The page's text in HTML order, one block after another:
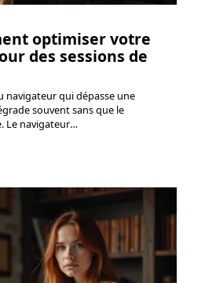
optimiser votre
des sessions de
navigateur qui dépasse une
souvent sans que le
Le navigateur…